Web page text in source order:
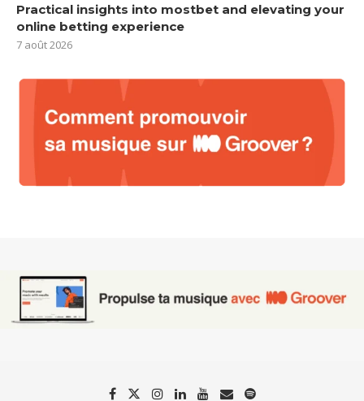
Practical insights into mostbet and elevating your
online betting experience
7 août 2026